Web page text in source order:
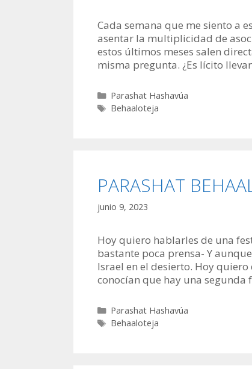
Cada semana que me siento a
asentar la multiplicidad de
estos últimos meses salen
misma pregunta. ¿Es lícito
Categorías
Parashat Hashavúa
Etiquetas
Behaaloteja
PARASHAT
junio 9, 2023
Hoy quiero hablarles de una
bastante poca prensa- Y
Israel en el desierto. Hoy quiero
conocían que hay una segunda
Categorías
Parashat Hashavúa
Etiquetas
Behaaloteja